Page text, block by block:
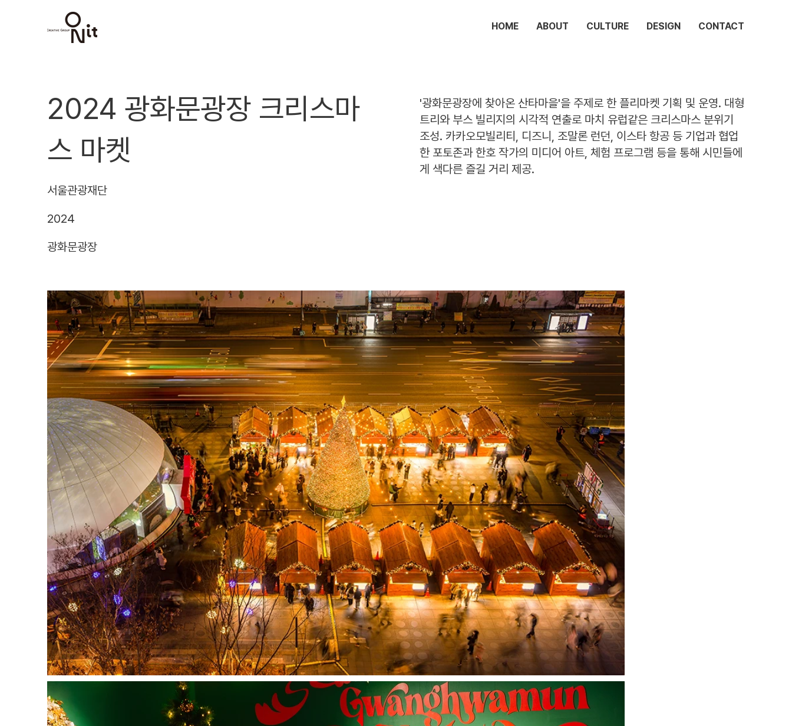
HOME ABOUT CULTURE DESIGN CONTACT
2024 광화문광장 크리스마
스 마켓
서울관광재단
2024
광화문광장
'광화문광장에 찾아온 산타마을'을 주제로 한 플리마켓 기획 및 운영. 대형
트리와 부스 빌리지의 시각적 연출로 마치 유럽같은 크리스마스 분위기
조성. 카카오모빌리티, 디즈니, 조말론 런던, 이스타 항공 등 기업과 협업
한 포토존과 한호 작가의 미디어 아트, 체험 프로그램 등을 통해 시민들에
게 색다른 즐길 거리 제공.